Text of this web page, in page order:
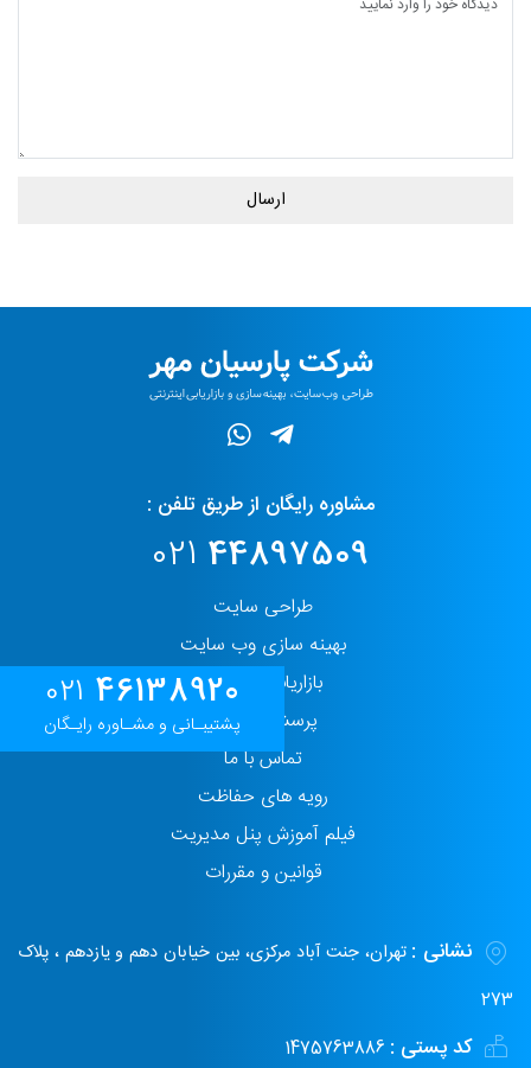
021 46138920
پشتیبـانی و مشـاوره رایـگان
ارسال
مشاوره رایگان از طریق تلفن :
021 44897509
طراحی سایت
بهینه سازی وب سایت
بازاریابی اینترنتی
پرسش و پاسخ
تماس با ما
رویه های حفاظت
فیلم آموزش پنل مدیریت
قوانین و مقررات
نشانی : تهران، جنت آباد مرکزی، بین خیابان دهم و یازدهم ، پلاک
273
کد پستی :